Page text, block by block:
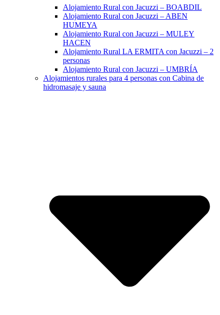
Alojamiento Rural con Jacuzzi – BOABDIL
Alojamiento Rural con Jacuzzi – ABEN
HUMEYA
Alojamiento Rural con Jacuzzi – MULEY
HACEN
Alojamiento Rural LA ERMITA con Jacuzzi – 2
personas
Alojamiento Rural con Jacuzzi – UMBRÍA
Alojamientos rurales para 4 personas con Cabina de
hidromasaje y sauna